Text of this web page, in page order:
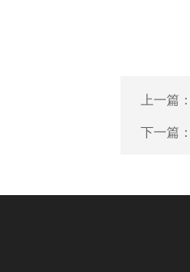
上一篇
下一篇